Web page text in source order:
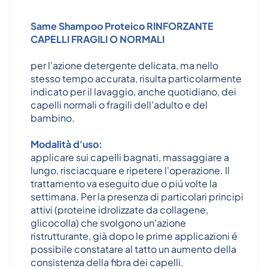
Same Shampoo ProteicoRINFORZANTE
CAPELLI FRAGILI O NORMALI
per l'azione detergente delicata, ma nello
stesso tempo accurata, risulta particolarmente
indicato per il lavaggio, anche quotidiano, dei
capelli normali o fragili dell'adulto e del
bambino.
Modalità d'uso:
applicare sui capelli bagnati, massaggiare a
lungo, risciacquare e ripetere l'operazione. Il
trattamento va eseguito due o piú volte la
settimana. Per la presenza di particolari principi
attivi (proteine idrolizzate da collagene,
glicocolla) che svolgono un'azione
ristrutturante, già dopo le prime applicazioni é
possibile constatare al tatto un aumento della
consistenza della fibra dei capelli.